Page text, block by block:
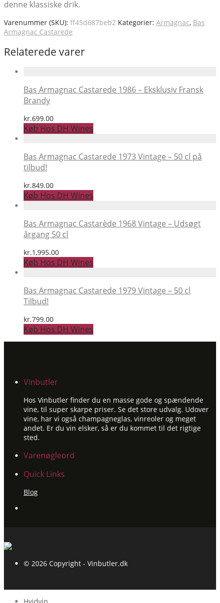
denne klassiske drik.
Varenummer (SKU): ff45d687beb2 Kategorier: Armagnac, Bas
Armagnac Castarede
Relaterede varer
Bas Armagnac Castarede 1986 – Eksklusiv Fransk
Brandy
kr.699.00
Køb Hos DH Wines
Bas Armagnac Castarede 1973 Vintage – 50 cl på
tilbud!
kr.849.00
Køb Hos DH Wines
Bas Armagnac Castarède 1968 Vintage – Udsøgt
årgang 50 cl
kr.1,995.00
Køb Hos DH Wines
Bas Armagnac Castarede 1979 Vintage – 50 cl
Tilbud!
kr.799.00
Køb Hos DH Wines
Vinbutler
Hos Vinbutler finder du en masse gode og spændende
vine, til super skarpe priser. Se det store udvalg. Udover
vine, har vi også champagneglas, vinreoler og meget
andet. Er du vin elsker, så er du kommet til det rigtige
sted.
Varenøgleord
Quick Links
Blog
© 2026 Copyright - Vinbutler.dk